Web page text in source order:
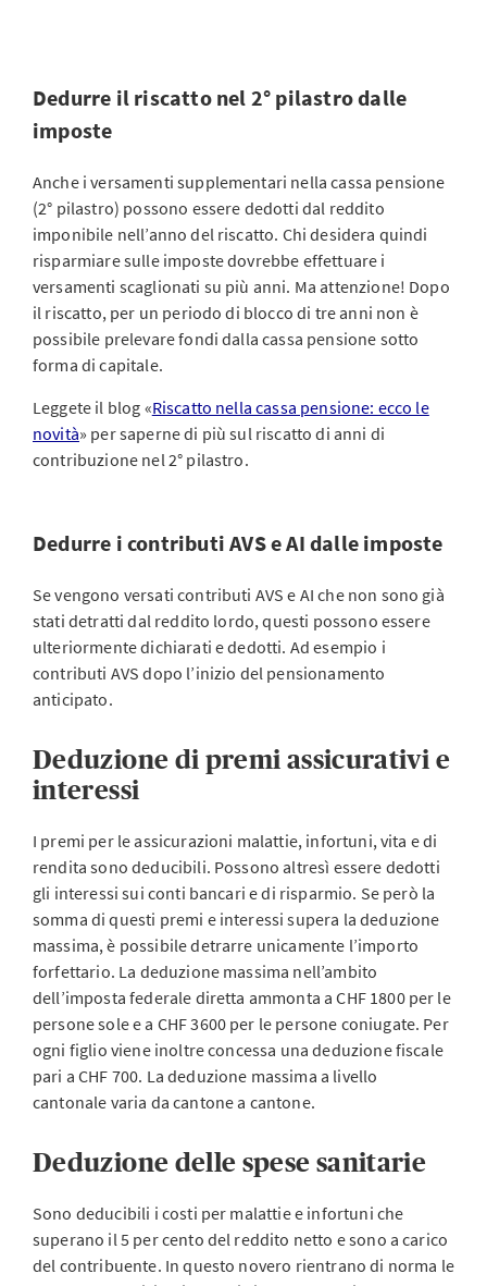
Dedurre il riscatto nel 2° pilastro dalle
imposte
Anche i versamenti supplementari nella cassa pensione
(2° pilastro) possono essere dedotti dal reddito
imponibile nell’anno del riscatto. Chi desidera quindi
risparmiare sulle imposte dovrebbe effettuare i
versamenti scaglionati su più anni. Ma attenzione! Dopo
il riscatto, per un periodo di blocco di tre anni non è
possibile prelevare fondi dalla cassa pensione sotto
forma di capitale.
Leggete il blog «Riscatto nella cassa pensione: ecco le
novità» per saperne di più sul riscatto di anni di
contribuzione nel 2° pilastro.
Dedurre i contributi AVS e AI dalle imposte
Se vengono versati contributi AVS e AI che non sono già
stati detratti dal reddito lordo, questi possono essere
ulteriormente dichiarati e dedotti. Ad esempio i
contributi AVS dopo l’inizio del pensionamento
anticipato.
Deduzione di premi assicurativi e
interessi
I premi per le assicurazioni malattie, infortuni, vita e di
rendita sono deducibili. Possono altresì essere dedotti
gli interessi sui conti bancari e di risparmio. Se però la
somma di questi premi e interessi supera la deduzione
massima, è possibile detrarre unicamente l’importo
forfettario. La deduzione massima nell’ambito
dell’imposta federale diretta ammonta a CHF 1800 per le
persone sole e a CHF 3600 per le persone coniugate. Per
ogni figlio viene inoltre concessa una deduzione fiscale
pari a CHF 700. La deduzione massima a livello
cantonale varia da cantone a cantone.
Deduzione delle spese sanitarie
Sono deducibili i costi per malattie e infortuni che
superano il 5 per cento del reddito netto e sono a carico
del contribuente. In questo novero rientrano di norma le